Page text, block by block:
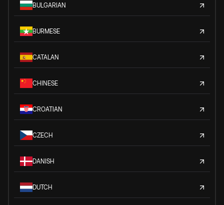
BULGARIAN
BURMESE
CATALAN
CHINESE
CROATIAN
CZECH
DANISH
DUTCH